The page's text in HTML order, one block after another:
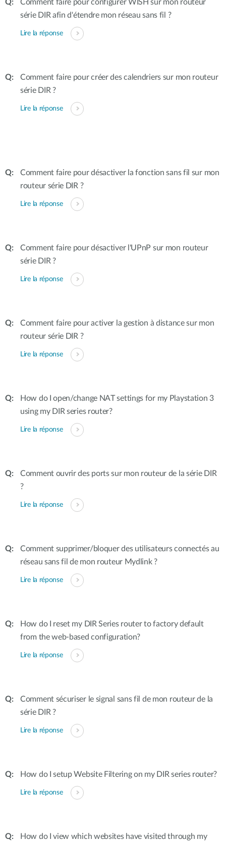
Comment faire pour configurer WISH sur mon routeur
série DIR afin d'étendre mon réseau sans fil ?
Lire la réponse
Comment faire pour créer des calendriers sur mon routeur
série DIR ?
Lire la réponse
Comment faire pour désactiver la fonction sans fil sur mon
routeur série DIR ?
Lire la réponse
Comment faire pour désactiver l'UPnP sur mon routeur
série DIR ?
Lire la réponse
Comment faire pour activer la gestion à distance sur mon
routeur série DIR ?
Lire la réponse
How do I open/change NAT settings for my Playstation 3
using my DIR series router?
Lire la réponse
Comment ouvrir des ports sur mon routeur de la série DIR
?
Lire la réponse
Comment supprimer/bloquer des utilisateurs connectés au
réseau sans fil de mon routeur Mydlink ?
Lire la réponse
How do I reset my DIR Series router to factory default
from the web-based configuration?
Lire la réponse
Comment sécuriser le signal sans fil de mon routeur de la
série DIR ?
Lire la réponse
How do I setup Website Filtering on my DIR series router?
Lire la réponse
How do I view which websites have visited through my